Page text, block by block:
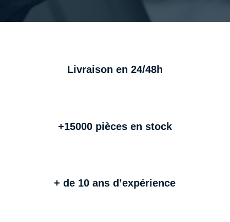
Livraison en 24/48h
+15000 pièces en stock
+ de 10 ans d’expérience